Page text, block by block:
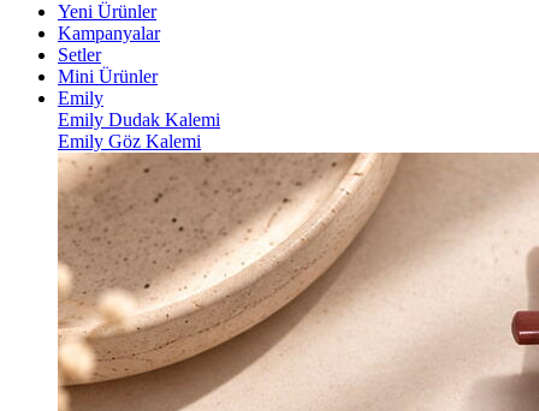
Yeni Ürünler
Kampanyalar
Setler
Mini Ürünler
Emily
Emily Dudak Kalemi
Emily Göz Kalemi